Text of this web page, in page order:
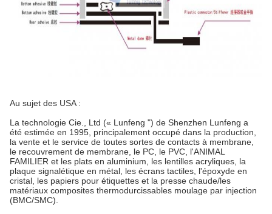
Au sujet des USA :
La technologie Cie., Ltd (« Lunfeng ") de Shenzhen Lunfeng a
été estimée en 1995, principalement occupé dans la production,
la vente et le service de toutes sortes de contacts à membrane,
le recouvrement de membrane, le PC, le PVC, l'ANIMAL
FAMILIER et les plats en aluminium, les lentilles acryliques, la
plaque signalétique en métal, les écrans tactiles, l'époxyde en
cristal, les papiers pour étiquettes et la presse chaude/les
matériaux composites thermodurcissables moulage par injection
(BMC/SMC).